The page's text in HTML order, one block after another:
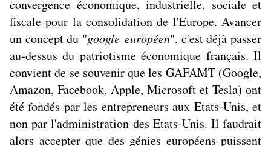
convergence économique, industrielle, sociale et
fiscale pour la consolidation de l'Europe. Avancer
un concept du "google européen", c'est déjà passer
au-dessus du patriotisme économique français. Il
convient de se souvenir que les GAFAMT (Google,
Amazon, Facebook, Apple, Microsoft et Tesla) ont
été fondés par les entrepreneurs aux Etats-Unis, et
non par l'administration des Etats-Unis. Il faudrait
alors accepter que des génies européens puissent